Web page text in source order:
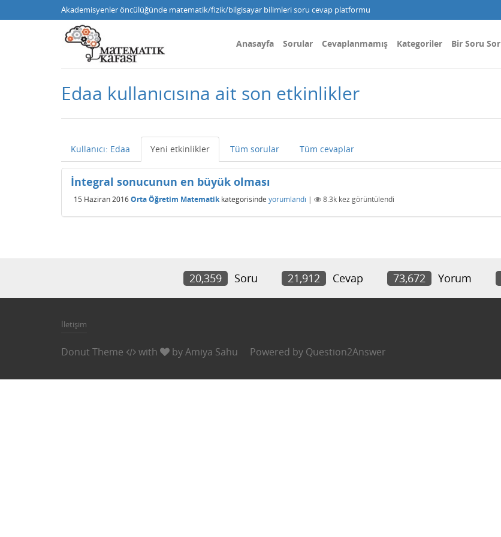
Akademisyenler öncülüğünde matematik/fizik/bilgisayar bilimleri soru cevap platformu
Anasayfa Sorular Cevaplanmamış Kategoriler Bir Soru Sor
Edaa kullanıcısına ait son etkinlikler
Kullanıcı: Edaa Yeni etkinlikler Tüm sorular Tüm cevaplar
İntegral sonucunun en büyük olması
15 Haziran 2016Orta Öğretim Matematikkategorisinde yorumlandı | 8.3k kez görüntülendi
20,359 Soru 21,912 Cevap 73,672 Yorum
İletişim
Donut Theme with byAmiya Sahu Powered by Question2Answer